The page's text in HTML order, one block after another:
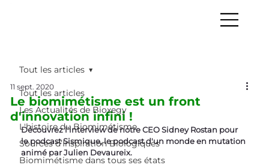
Tout les articles
Les Actualités de Bioxegy
L'histoire du Biomimétisme
Sources d’Inspiration Biologiques
Biomimétisme dans tous ses états
Tout les articles
Le biomimétisme est un front
d'innovation infini !
11 sept. 2020
Découvrez l'interview de notre CEO Sidney Rostan pour
le podcast Sismique, le podcast d'un monde en mutation
animé par Julien Devaureix.